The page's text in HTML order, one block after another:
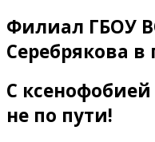
Филиал ГБОУ
Серебрякова
С
не по пути!